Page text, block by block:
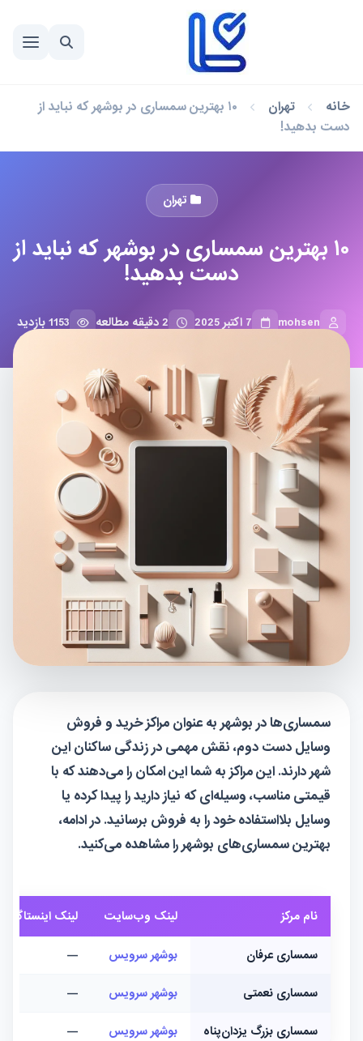
خانه تهران
۱۰ بهترین سمساری در بوشهر که نباید از
دست بدهید!
تهران
۱۰ بهترین سمساری در بوشهر که نباید از
دست بدهید!
mohsen 7 اکتبر 2025 2 دقیقه مطالعه 1153 بازدید
سمساری‌ها در بوشهر به عنوان مراکز خرید و فروش
وسایل دست دوم، نقش مهمی در زندگی ساکنان این
شهر دارند. این مراکز به شما این امکان را می‌دهند که با
قیمتی مناسب، وسیله‌ای که نیاز دارید را پیدا کرده یا
وسایل بلااستفاده خود را به فروش برسانید. در ادامه،
بهترین سمساری‌های بوشهر را مشاهده می‌کنید.
نام مرکز لینک وب‌سایت لینک اینستاگرام
سمساری عرفان بوشهر سرویس —
سمساری نعمتی بوشهر سرویس —
سمساری بزرگ یزدان‌پناه بوشهر سرویس —